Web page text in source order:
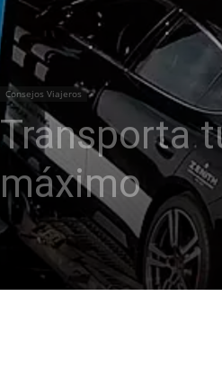
Consejos Viajeros
Transporta
máximo